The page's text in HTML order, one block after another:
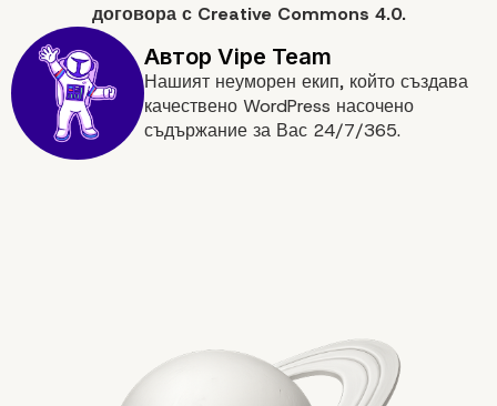
Кога да изберете
договора с Creative Commons 4.0.
Нашият неуморен екип, който създава
качествено WordPress насочено
съдържание за Вас 24/7/365.